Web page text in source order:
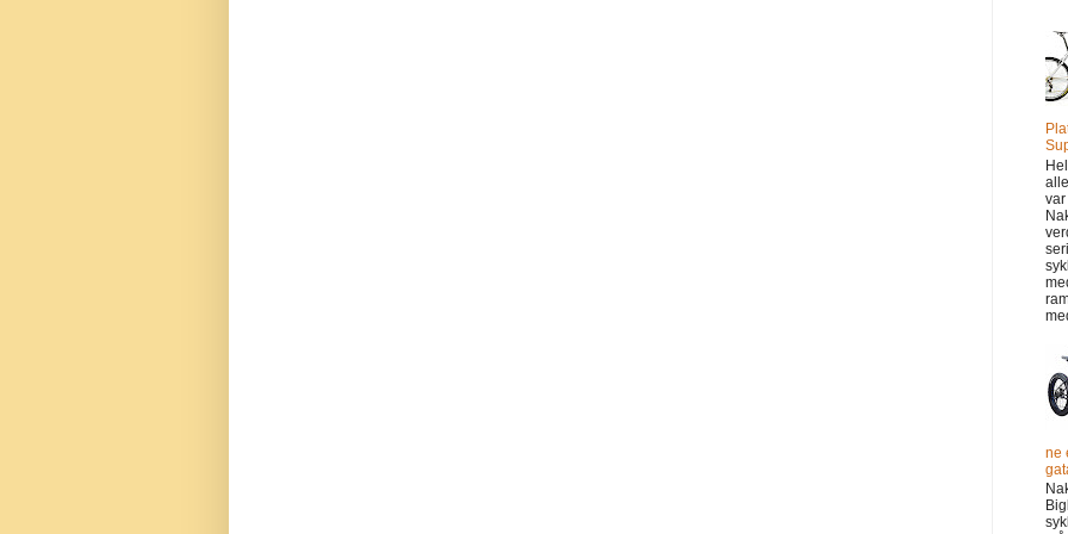
var
ne